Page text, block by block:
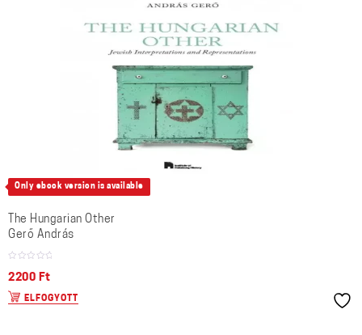
Only ebook version is available
The Hungarian Other
Gerő András
2200 Ft
ELFOGYOTT